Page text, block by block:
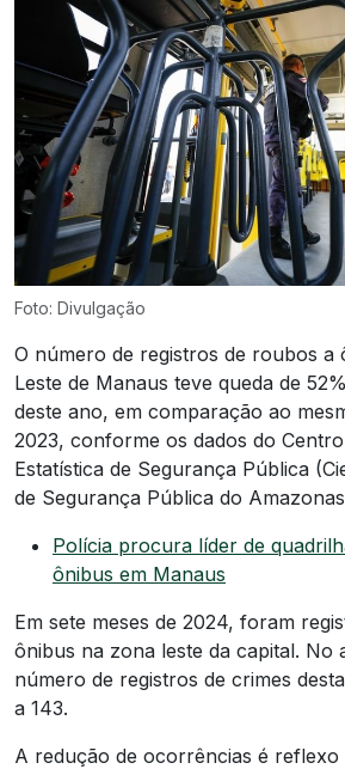
Foto: Divulgação
O número de registros de roubos a
Leste de Manaus teve queda de
deste ano, em comparação ao
2023, conforme os dados do
Estatística de Segurança Pública
de Segurança Pública do
Polícia procura líder de
ônibus em Manaus
Em sete meses de 2024, foram
ônibus na zona leste da capital. No
número de registros de crimes
a 143.
A redução de ocorrências é